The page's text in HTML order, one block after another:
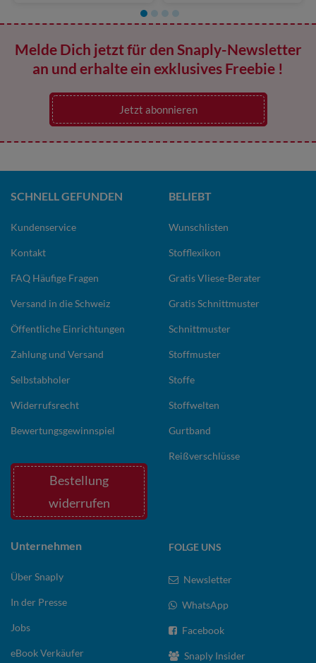
Melde Dich jetzt für den Snaply-Newsletter
an und erhalte ein exklusives Freebie !
Jetzt abonnieren
SCHNELL GEFUNDEN
Kundenservice
Kontakt
FAQ Häufige Fragen
Versand in die Schweiz
Öffentliche Einrichtungen
Zahlung und Versand
Selbstabholer
Widerrufsrecht
Bewertungsgewinnspiel
Bestellung
widerrufen
BELIEBT
Wunschlisten
Stofflexikon
Gratis Vliese-Berater
Gratis Schnittmuster
Schnittmuster
Stoffmuster
Stoffe
Stoffwelten
Gurtband
Reißverschlüsse
Unternehmen
Über Snaply
In der Presse
Jobs
eBook Verkäufer
FOLGE UNS
Newsletter
WhatsApp
Facebook
Snaply Insider